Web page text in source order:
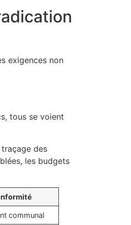
exigences non
tous se voient
des
les budgets
communal